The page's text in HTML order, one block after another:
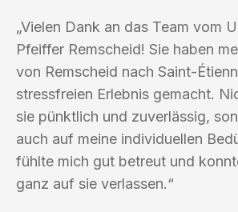
„Vielen Dank an das Team vom
Pfeiffer Remscheid! Sie haben
von Remscheid nach Saint-
stressfreien Erlebnis gemacht.
sie pünktlich und zuverlässig,
auch auf meine individuellen
fühlte mich gut betreut und
ganz auf sie verlassen.“